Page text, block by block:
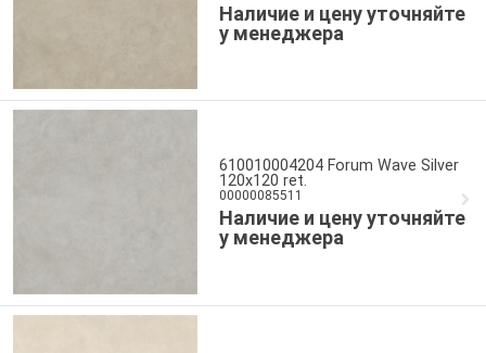
Наличие и цену уточняйте
у менеджера
610010004204 Forum Wave Silver
120x120 ret.
00000085511
Наличие и цену уточняйте
у менеджера